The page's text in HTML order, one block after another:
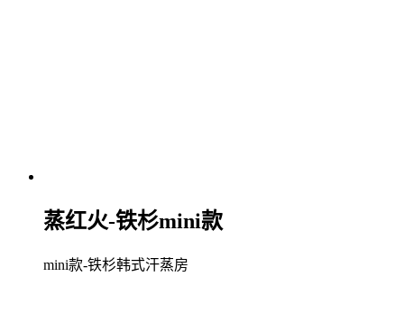
蒸红火-铁杉mini款
mini款-铁杉韩式汗蒸房